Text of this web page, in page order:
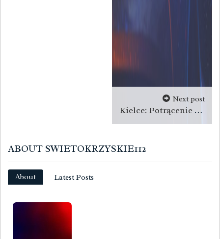
Next post
Kielce: Potrącenie pieszych. Senior najechał na 65-latkę i 69-latka
ABOUT SWIETOKRZYSKIE112
About Latest Posts